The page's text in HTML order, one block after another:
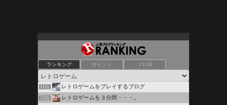
ランキング ポイント ブロ画
Lazy Daisy
10位 レトロゲームレイダース 最後のゲー戦
11位 レトロゲームをプレイするブログ
12位 レトロゲームを３分間・・・。